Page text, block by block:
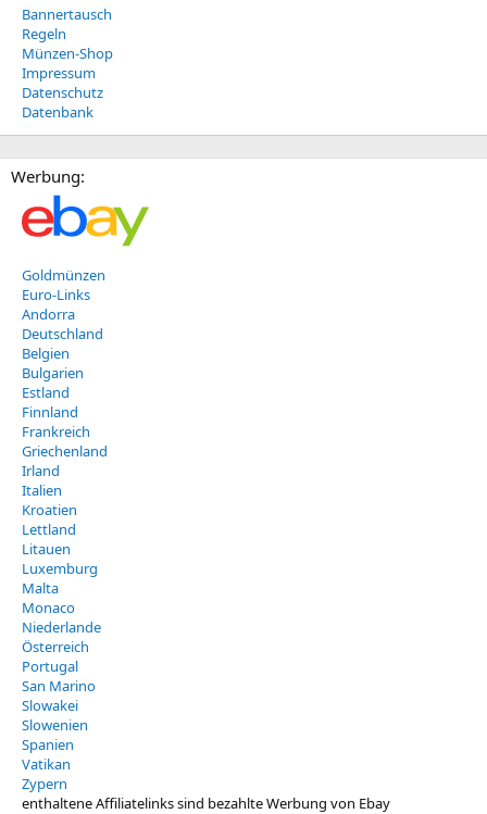
Bannertausch
Regeln
Münzen-Shop
Impressum
Datenschutz
Datenbank
Werbung:
Goldmünzen
Euro-Links
Andorra
Deutschland
Belgien
Bulgarien
Estland
Finnland
Frankreich
Griechenland
Irland
Italien
Kroatien
Lettland
Litauen
Luxemburg
Malta
Monaco
Niederlande
Österreich
Portugal
San Marino
Slowakei
Slowenien
Spanien
Vatikan
Zypern
enthaltene Affiliatelinks sind bezahlte Werbung von Ebay